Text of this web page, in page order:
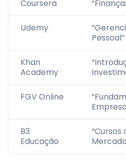
Coursera
Udemy
Pessoal”
Khan
Academy
FGV Online
B3
Educação